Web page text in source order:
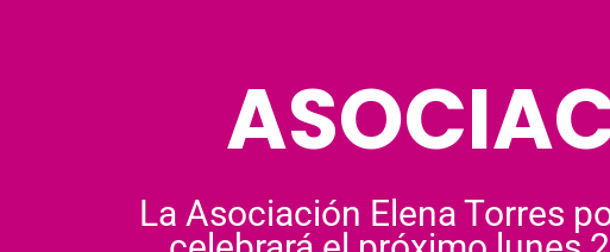
La Asociación Elena Torres